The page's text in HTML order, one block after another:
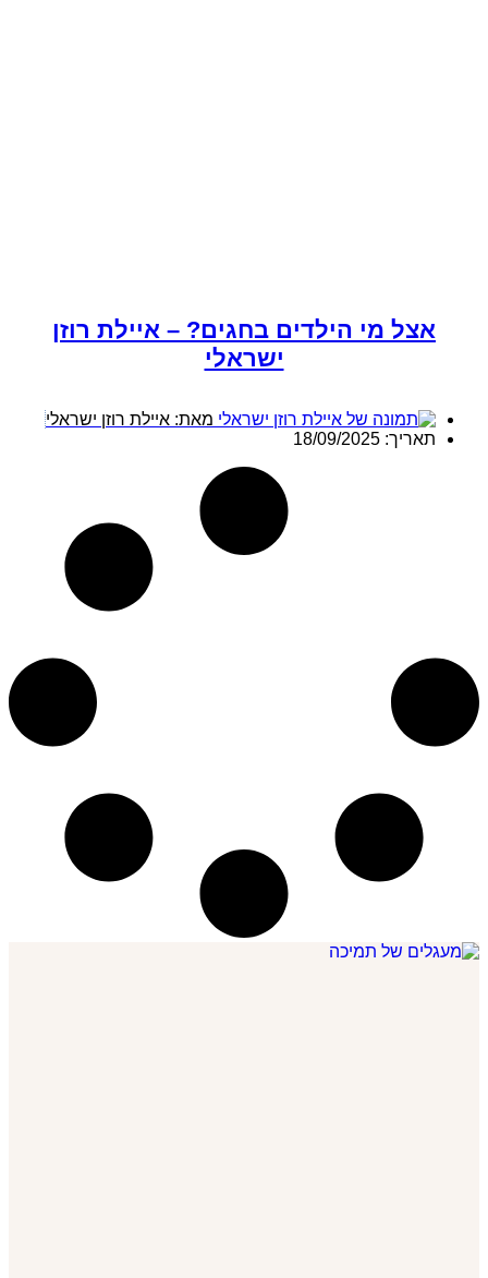
אצל מי הילדים בחגים? – איילת רוזן
ישראלי
מאת: איילת רוזן ישראלי
תאריך: 18/09/2025